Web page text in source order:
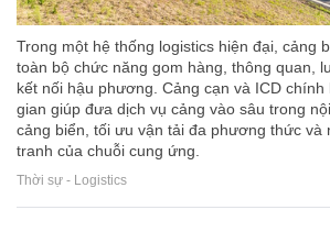
Trong một hệ thống logistics hiện đại, cảng
toàn bộ chức năng gom hàng, thông quan,
kết nối hậu phương. Cảng cạn và ICD
gian giúp đưa dịch vụ cảng vào sâu trong
cảng biển, tối ưu vận tải đa phương thức và
tranh của chuỗi cung ứng.
Thời sự - Logistics